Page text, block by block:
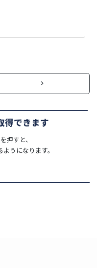
keyboard_arrow_right
得できます
押すと、
うになります。